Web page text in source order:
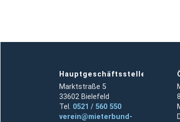
Hauptgeschäftsstelle
Marktstraße 5
33602 Bielefeld
Tel. 0521 / 560 550
verein@mieterbund-